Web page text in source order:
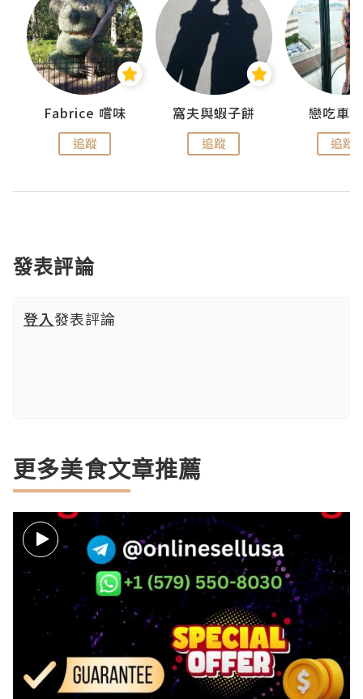
Fabrice 嚐味
追蹤
窩夫與蝦子餅
追蹤
戀吃車
追蹤
發表評論
登入發表評論
更多美食文章推薦